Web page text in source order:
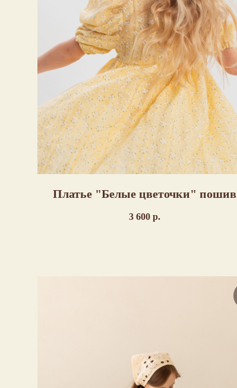
Платье "Белые цветочки" пошив
3 600 р.